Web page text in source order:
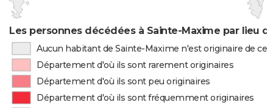
Les personnes décédées à Sainte-Maxime par lieu
Aucun habitant de Sainte-Maxime n'est originaire de ce
Département d'où ils sont rarement originaires
Département d'où ils sont peu originaires
Département d'où ils sont fréquemment originaires